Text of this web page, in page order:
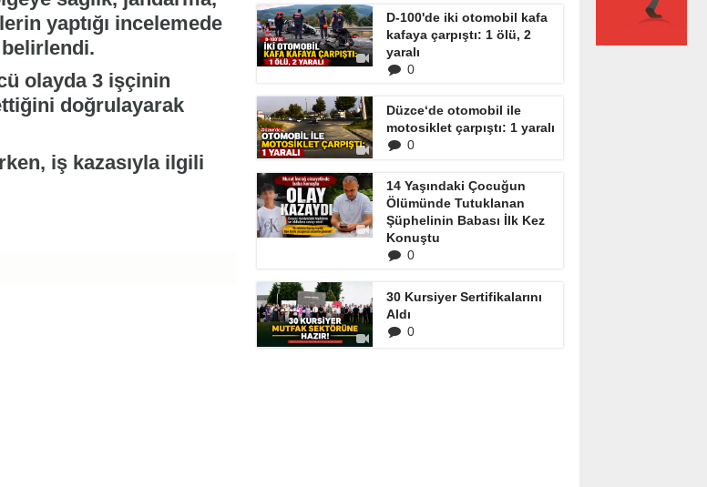
yaptığı incelemede
olayda 3 işçinin
doğrulayarak
iş kazasıyla ilgili
D-100'de iki otomobil kafa
kafaya çarpıştı: 1 ölü, 2
yaralı
0
Düzce‘de otomobil ile
motosiklet çarpıştı: 1 yaralı
0
14 Yaşındaki Çocuğun
Ölümünde Tutuklanan
Şüphelinin Babası İlk Kez
Konuştu
0
30 Kursiyer Sertifikalarını
Aldı
0